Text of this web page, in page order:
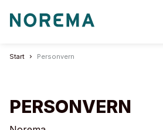
Go
page
Start Personvern
PERSONVERN